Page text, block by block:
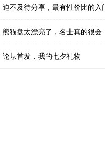
迫不及待分享，最有性价比的入
熊猫盘太漂亮了，名士真的很会
论坛首发，我的七夕礼物